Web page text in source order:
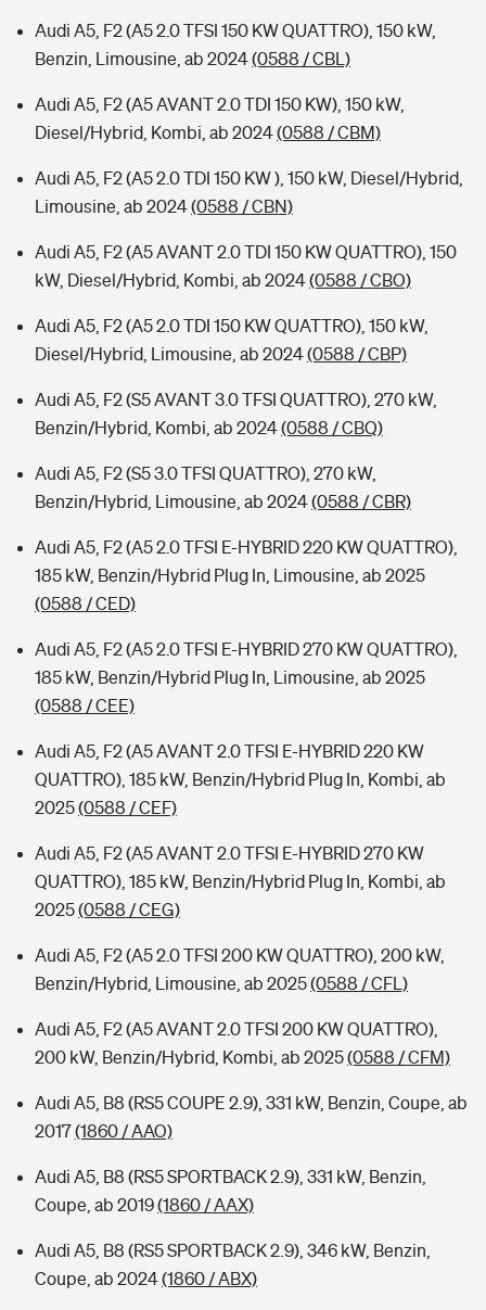
Audi A5, F2 (A5 2.0 TFSI 150 KW QUATTRO), 150 kW,
Benzin, Limousine, ab 2024(0588 / CBL)
Audi A5, F2 (A5 AVANT 2.0 TDI 150 KW), 150 kW,
Diesel/Hybrid, Kombi, ab 2024(0588 / CBM)
Audi A5, F2 (A5 2.0 TDI 150 KW ), 150 kW, Diesel/Hybrid,
Limousine, ab 2024(0588 / CBN)
Audi A5, F2 (A5 AVANT 2.0 TDI 150 KW QUATTRO), 150
kW, Diesel/Hybrid, Kombi, ab 2024(0588 / CBO)
Audi A5, F2 (A5 2.0 TDI 150 KW QUATTRO), 150 kW,
Diesel/Hybrid, Limousine, ab 2024(0588 / CBP)
Audi A5, F2 (S5 AVANT 3.0 TFSI QUATTRO), 270 kW,
Benzin/Hybrid, Kombi, ab 2024(0588 / CBQ)
Audi A5, F2 (S5 3.0 TFSI QUATTRO), 270 kW,
Benzin/Hybrid, Limousine, ab 2024(0588 / CBR)
Audi A5, F2 (A5 2.0 TFSI E-HYBRID 220 KW QUATTRO),
185 kW, Benzin/Hybrid Plug In, Limousine, ab 2025
(0588 / CED)
Audi A5, F2 (A5 2.0 TFSI E-HYBRID 270 KW QUATTRO),
185 kW, Benzin/Hybrid Plug In, Limousine, ab 2025
(0588 / CEE)
Audi A5, F2 (A5 AVANT 2.0 TFSI E-HYBRID 220 KW
QUATTRO), 185 kW, Benzin/Hybrid Plug In, Kombi, ab
2025(0588 / CEF)
Audi A5, F2 (A5 AVANT 2.0 TFSI E-HYBRID 270 KW
QUATTRO), 185 kW, Benzin/Hybrid Plug In, Kombi, ab
2025(0588 / CEG)
Audi A5, F2 (A5 2.0 TFSI 200 KW QUATTRO), 200 kW,
Benzin/Hybrid, Limousine, ab 2025(0588 / CFL)
Audi A5, F2 (A5 AVANT 2.0 TFSI 200 KW QUATTRO),
200 kW, Benzin/Hybrid, Kombi, ab 2025(0588 / CFM)
Audi A5, B8 (RS5 COUPE 2.9), 331 kW, Benzin, Coupe, ab
2017(1860 / AAO)
Audi A5, B8 (RS5 SPORTBACK 2.9), 331 kW, Benzin,
Coupe, ab 2019(1860 / AAX)
Audi A5, B8 (RS5 SPORTBACK 2.9), 346 kW, Benzin,
Coupe, ab 2024(1860 / ABX)